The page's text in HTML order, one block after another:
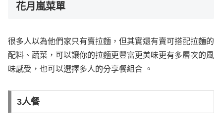
花月嵐菜單
很多人以為他們家只有賣拉麵，但其實還有賣可搭配拉麵的
配料、蔬菜，可以讓你的拉麵更豐富更美味更有多層次的風
味感受，也可以選擇多人的分享餐組合 。
3人餐